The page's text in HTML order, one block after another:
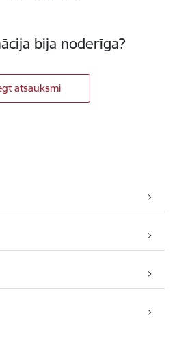
bija noderīga?
atsauksmi